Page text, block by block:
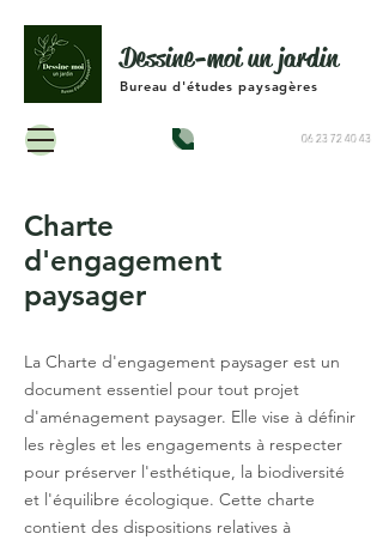
Dessine-moi un jardin
Bureau d'études paysagères
Contactez-nous :06 23 72 40 43
Charte
d'engagement
paysager
La Charte d'engagement paysager est un
document essentiel pour tout projet
d'aménagement paysager. Elle vise à définir
les règles et les engagements à respecter
pour préserver l'esthétique, la biodiversité
et l'équilibre écologique. Cette charte
contient des dispositions relatives à